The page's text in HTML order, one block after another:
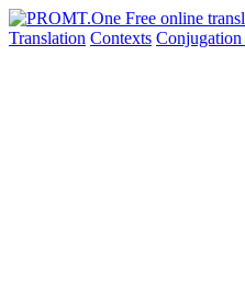
Translation Contexts Conjugation